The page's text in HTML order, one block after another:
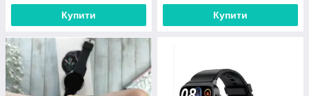
Купити Купити